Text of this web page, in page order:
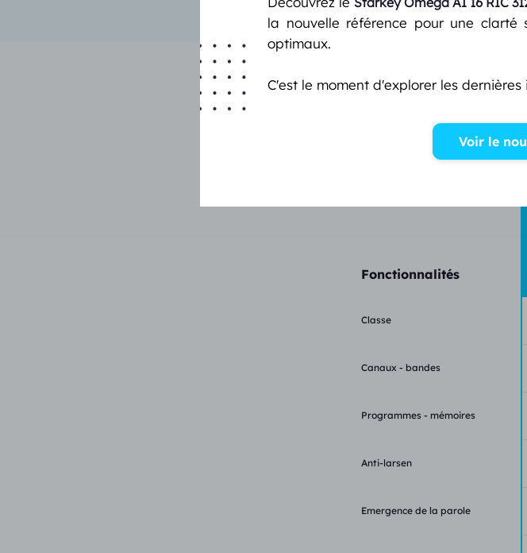
Fonctionnalités
Classe
Canaux - bandes
Programmes - mémoires
Anti-larsen
Emergence de la parole
la nouvelle référence pour une clarté
optimaux.
C'est le moment d'explorer les dernières
Voir le